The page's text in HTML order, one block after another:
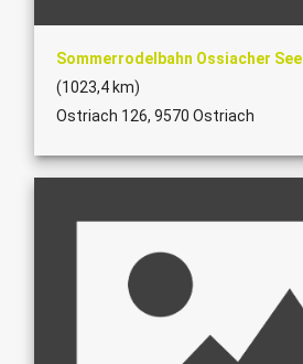
Sommerrodelbahn Ossiacher See
(1023,4 km)
Ostriach 126, 9570 Ostriach